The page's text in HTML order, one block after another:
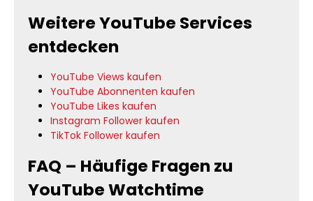
Weitere YouTube Services
entdecken
YouTube Views kaufen
YouTube Abonnenten kaufen
YouTube Likes kaufen
Instagram Follower kaufen
TikTok Follower kaufen
FAQ – Häufige Fragen zu
YouTube Watchtime